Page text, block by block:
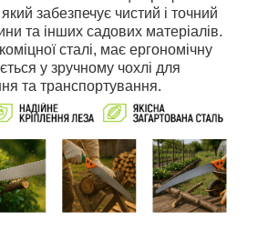
забезпечує чистий і точний
та інших садових матеріалів.
сталі, має ергономічну
у зручному чохлі для
та транспортування.